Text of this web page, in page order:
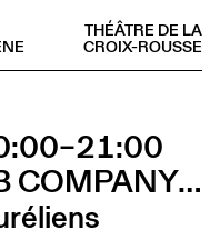
THÉÂTRE DE LA
CROIX-ROUSSE
2B COMPANY - FRANÇOIS GREMAUD